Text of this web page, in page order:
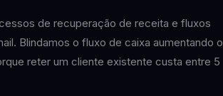
de recuperação de receita e fluxos
Blindamos o fluxo de caixa aumentando o
reter um cliente existente custa entre 5